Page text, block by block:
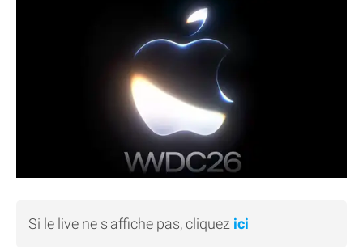
Si le live ne s'affiche pas, cliquez ici